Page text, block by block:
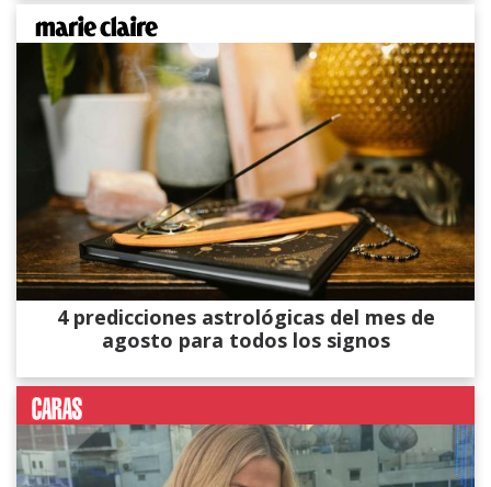
4 predicciones astrológicas del mes de
agosto para todos los signos